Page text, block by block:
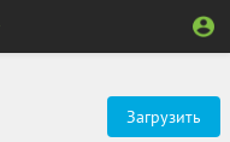
Загрузить